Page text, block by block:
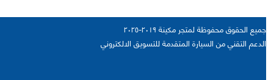
جميع الحقوق محفوظة لمتجر مكينة ٢٠١٩-٢٠٢٥
الدعم التقني من السيارة المتقدمة للتسويق الالكتروني